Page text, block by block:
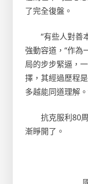
了完全復盤。
“有些人對善
強動容道，“作為
局的步步緊逼，
擇，其經過歷程
多越能同道理解
抗克服利80
漸睜開了。